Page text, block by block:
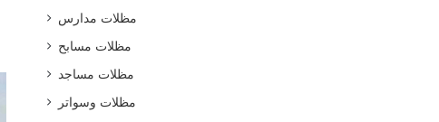
مظلات مدارس
مظلات مسابح
مظلات مساجد
مظلات وسواتر